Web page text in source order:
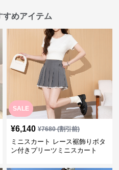
すめアイテム
SALE
¥6,140 ¥7680(割引前)
ミニスカート レース裾飾りボタ
ン付きプリーツミニスカート